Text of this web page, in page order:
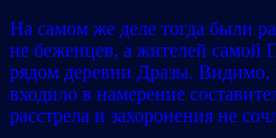
На самом же деле тогда были
не беженцев, а жителей самой
рядом деревни Дразы.
входило в намерение
расстрела и захоронения не